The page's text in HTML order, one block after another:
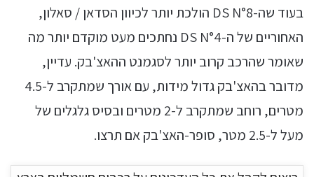
בעוד שה-DS N°8 הולכת יותר לכיוון הסדאן / סאלון,
האחוריים של ה-DS N°4 נחתכים מעט מוקדם יותר מה
שאומר שהרכב קרוב יותר לסגמנט ההאצ'בק. עדיין,
מדובר בהאצ'בק גדול מידות, עם אורך שמתקרב ל-4.5
מטרים, רוחב שמתקרב ל-2 מטרים ובסיס גלגלים של
מעל ל-2.5 מטר, סופר-האצ'בק אם תרצו.